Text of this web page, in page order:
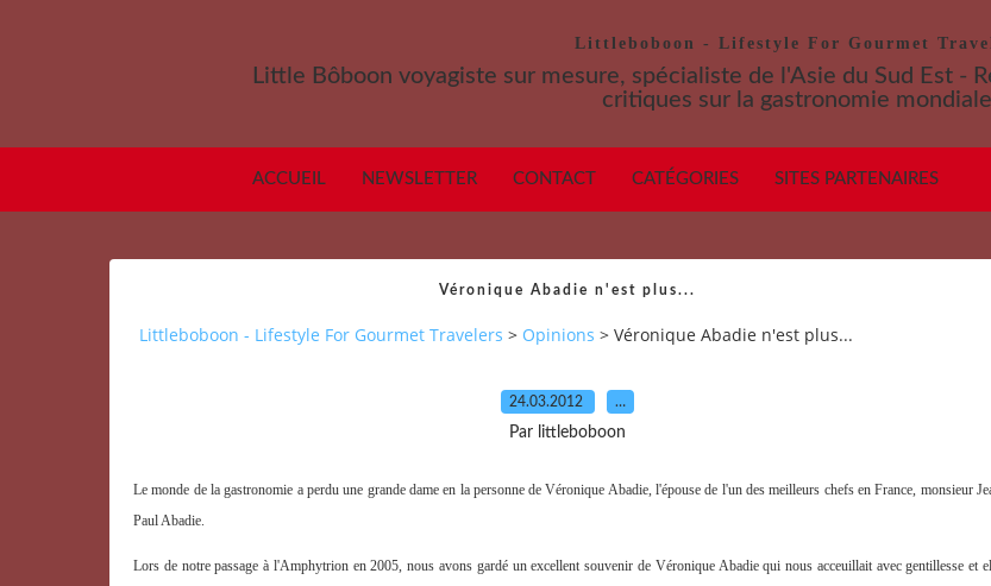
Littleboboon - Lifestyle For Gourmet
Little Bôboon voyagiste sur mesure, spécialiste de l'Asie du Sud Est -
critiques sur la gastronomie
ACCUEIL NEWSLETTER CONTACT CATÉGORIES SITES PARTENAIRES
Véronique Abadie n'est plus...
Littleboboon - Lifestyle For Gourmet Travelers > Opinions > Véronique Abadie n'est plus...
24.03.2012 …
Par littleboboon
Le monde de la gastronomie a perdu une grande dame en la personne de Véronique Abadie, l'épouse de l'un des meilleurs chefs en France, monsieur
Paul Abadie.
Lors de notre passage à l'Amphytrion en 2005, nous avons gardé un excellent souvenir de Véronique Abadie qui nous acceuillait avec gentillesse et